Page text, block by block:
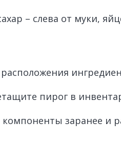
– слева от муки,
пирог в
компоненты заранее и